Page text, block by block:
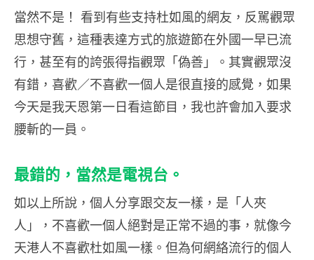
當然不是！ 看到有些支持杜如風的網友，反駡觀眾
思想守舊，這種表達方式的旅遊節在外國一早已流
行，甚至有的誇張得指觀眾「偽善」。其實觀眾沒
有錯，喜歡／不喜歡一個人是很直接的感覺，如果
今天是我天恩第一日看這節目，我也許會加入要求
腰斬的一員。
最錯的，當然是電視台。
如以上所說，個人分享跟交友一樣，是「人夾
人」，不喜歡一個人絕對是正常不過的事，就像今
天港人不喜歡杜如風一樣。但為何網絡流行的個人